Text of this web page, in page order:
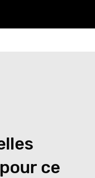
ce